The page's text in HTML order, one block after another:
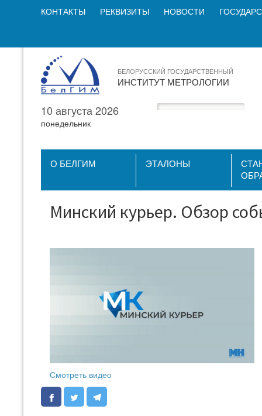
КОНТАКТЫ РЕКВИЗИТЫ НОВОСТИ
БЕЛОРУССКИЙ ГОСУДАРСТВЕННЫЙ
ИНСТИТУТ МЕТРОЛОГИИ
10 августа 2026
понедельник
О БЕЛГИМ ЭТАЛОНЫ
Минский курьер. Обзор
Смотреть видео